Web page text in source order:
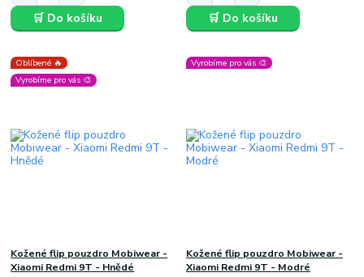
🛒 Do košíku 🛒 Do košíku
Oblíbené 🔥
Vyrobíme pro vás 🎨
Kožené flip pouzdro Mobiwear -
Xiaomi Redmi 9T - Hnědé
Vyrobíme pro vás 🎨
Kožené flip pouzdro Mobiwear -
Xiaomi Redmi 9T - Modré